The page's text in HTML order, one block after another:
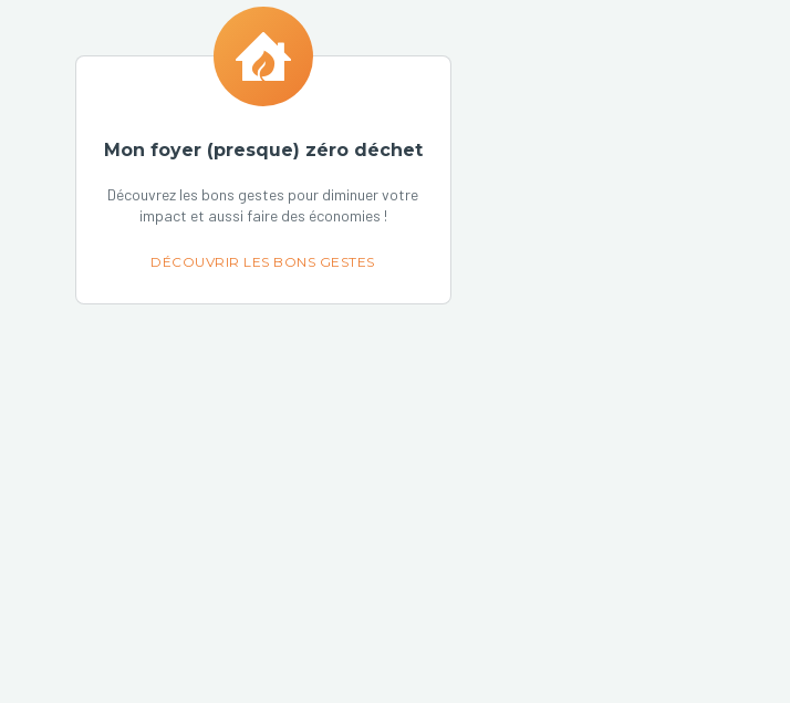
Mon foyer (presque) zéro déchet
Découvrez les bons gestes pour diminuer votre
impact et aussi faire des économies !
DÉCOUVRIR LES BONS GESTES